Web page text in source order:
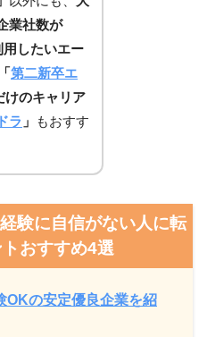
業社数が
用したいエー
第二新卒エ
けのキャリア
ラ 」
もおすす
験に自信がない人に転
おすすめ4選
OKの安定優良企業を紹